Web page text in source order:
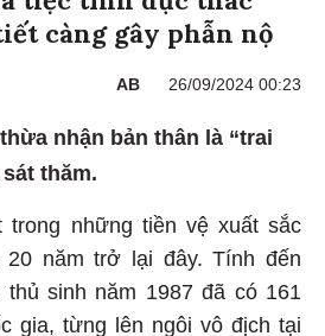
càng gây phẫn nộ
AB 26/09/2024 00:23
nhận bản thân là “trai
thăm.
trong những tiền vệ xuất sắc
20 năm trở lại đây. Tính đến
sinh năm 1987 đã có 161
gia, từng lên ngôi vô địch tại